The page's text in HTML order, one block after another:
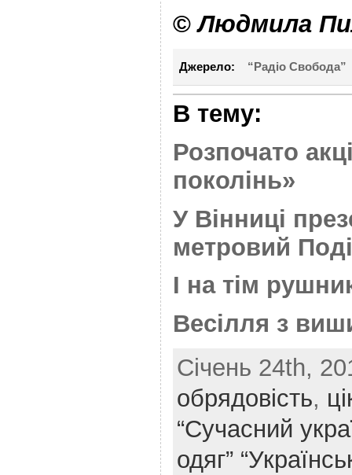
©Людмила
Джерело: “Радіо Свобода”
В тему:
Розпочато
поколінь»
У Вінниці
метровий
І на тім
Весілля з
Січень 24th,
oбрядовість,
“Сучасний
одяг”